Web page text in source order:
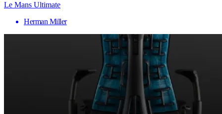
Le Mans Ultimate
Herman Miller